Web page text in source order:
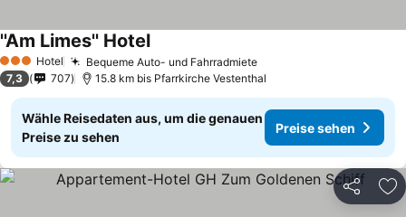
3 SterneHotel Bequeme Auto- und Fahrradmiete
''Am Limes'' Hotel
7,3 707 15.8 km bis Pfarrkirche Vestenthal
Wähle Reisedaten aus, um die genauen
Preise zu sehen
Preise sehen
Teilen